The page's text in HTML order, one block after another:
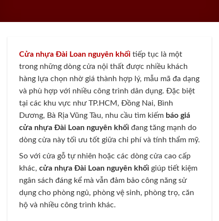
Cửa nhựa Đài Loan nguyên khối tiếp tục là một
trong những dòng cửa nội thất được nhiều khách
hàng lựa chọn nhờ giá thành hợp lý, mẫu mã đa dạng
và phù hợp với nhiều công trình dân dụng. Đặc biệt
tại các khu vực như TP.HCM, Đồng Nai, Bình
Dương, Bà Rịa Vũng Tàu, nhu cầu tìm kiếm báo giá
cửa nhựa Đài Loan nguyên khối đang tăng mạnh do
dòng cửa này tối ưu tốt giữa chi phí và tính thẩm mỹ.
So với cửa gỗ tự nhiên hoặc các dòng cửa cao cấp
khác, cửa nhựa Đài Loan nguyên khối giúp tiết kiệm
ngân sách đáng kể mà vẫn đảm bảo công năng sử
dụng cho phòng ngủ, phòng vệ sinh, phòng trọ, căn
hộ và nhiều công trình khác.